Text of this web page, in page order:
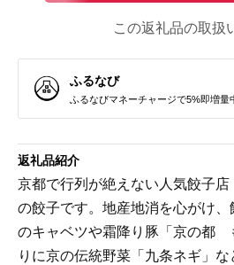
この返礼品の取扱
ふるなび
ふるなびマネーチャージで5%即増量
返礼品紹介
京都で行列が絶えない人気餃子
の餃子です。地産地消を心がけ、
のキャベツや霜降り豚「京の都
りに京の伝統野菜「九条ネギ」